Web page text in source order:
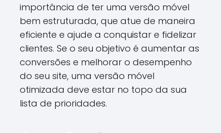
importância de ter uma versão móvel
bem estruturada, que atue de maneira
eficiente e ajude a conquistar e fidelizar
clientes. Se o seu objetivo é aumentar as
conversões e melhorar o desempenho
do seu site, uma versão móvel
otimizada deve estar no topo da sua
lista de prioridades.